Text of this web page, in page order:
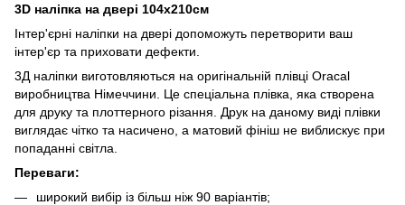
3D наліпка на двері 104х210см
Інтер'єрні наліпки на двері допоможуть перетворити ваш
інтер'єр та приховати дефекти.
3Д наліпки виготовляються на оригінальній плівці Oracal
виробництва Німеччини. Це спеціальна плівка, яка створена
для друку та плоттерного різання. Друк на даному виді плівки
виглядає чітко та насичено, а матовий фініш не виблискує при
попаданні світла.
Переваги:
широкий вибір із більш ніж 90 варіантів;